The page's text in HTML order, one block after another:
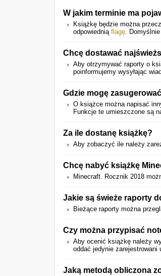
W jakim terminie ma
Książkę będzie można
odpowiednią flagę.
Chcę dostawać
Aby otrzymywać raporty o
poinformujemy wysyłając
Gdzie mogę
O książce można napisać
Funkcje te umieszczone są
Za ile dostanę książkę?
Aby zobaczyć ile należy
Chcę nabyć książkę
Minecraft. Rocznik 2018
Jakie są świeże raporty
Bieżące raporty można
Czy można przypisać
Aby ocenić książkę należy
oddać jedynie zarejestrowani
Jaką metodą obliczona